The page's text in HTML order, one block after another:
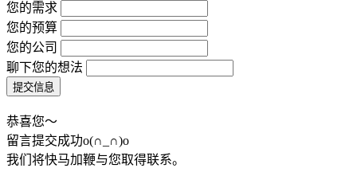
您的需求
您的预算
您的公司
聊下您的想法
恭喜您～
留言提交成功o(∩_∩)o
我们将快马加鞭与您取得联系。